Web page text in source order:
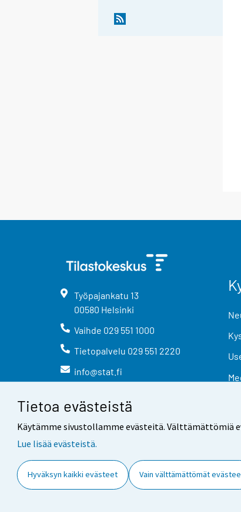
Tietoa evästeistä
Käytämme sivustollamme evästeitä. Välttämättömiä
Lue lisää evästeistä.
Hyväksyn kaikki evästeet Vain välttämättömät
Työpajankatu 13
00580 Helsinki
Vaihde 029 551 1000
Tietopalvelu 029 551 2220
info@stat.fi
Yhteystiedot